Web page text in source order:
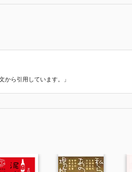
から引用しています。」